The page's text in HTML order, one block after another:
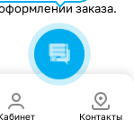
Контакты
заказа.